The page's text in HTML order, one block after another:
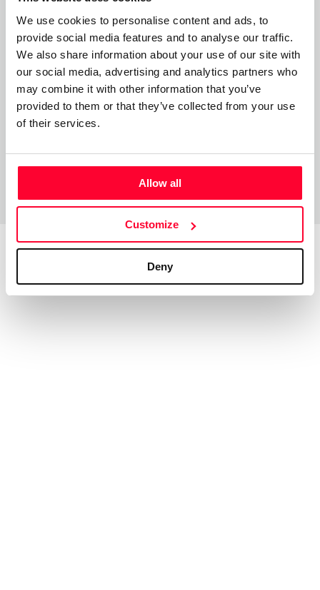
We use cookies to personalise content and ads, to
provide social media features and to analyse our traffic.
We also share information about your use of our site with
our social media, advertising and analytics partners who
may combine it with other information that you’ve
provided to them or that they’ve collected from your use
of their services.
Allow all
Customize
Deny
escribiendo letras que transmiten sentimientos y reflejan
mi visión personal. Soy católico, con una profunda fe que
inspira mi creatividad, y me apasiona explorar nuevas
técnicas y avances musicales. Actualmente cuento con una
colección de siete bajos.
Top Works